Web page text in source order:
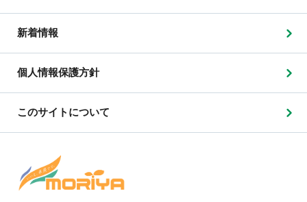
新着情報
個人情報保護方針
このサイトについて